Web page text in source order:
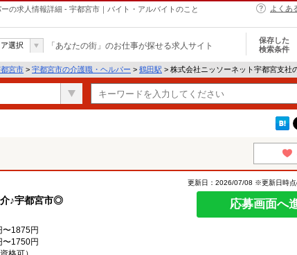
の求人情報詳細 - 宇都宮市｜バイト・アルバイトのこと
よくあ
選択 「あなたの街」のお仕事が探せる求人サイト
保存した
検索条件
宮市 > 宇都宮市の介護職・ヘルパー > 鶴田駅 > 株式会社ニッソーネット宇都宮支社
介♪宇都宮市◎
更新日：2026/07/08 ※更新日時点
応募画面へ
〜1875円
〜1750円